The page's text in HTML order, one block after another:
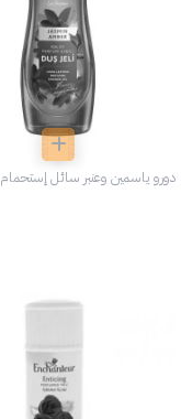
دورو ياسمين وعنبر سائل إستحمام 650 مل